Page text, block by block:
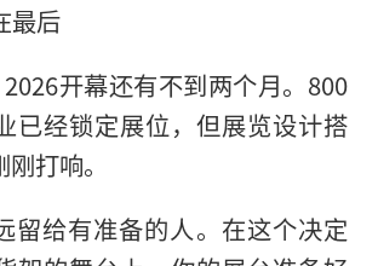
最后
2026开幕还有不到两个月。800
已经锁定展位，但展览设计搭
打响。
留给有准备的人。在这个决定